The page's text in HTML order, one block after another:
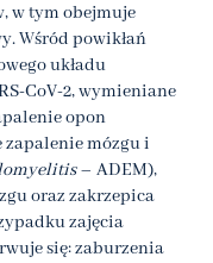
w tym obejmuje
Wśród powikłań
układu
CoV-2, wymieniane
opon
zapalenie mózgu i
– ADEM),
oraz zakrzepica
zajęcia
się: zaburzenia